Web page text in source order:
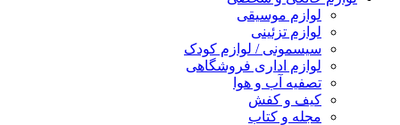
لوازم موسیقی
لوازم تزئینی
سیسمونی / لوازم کودک
لوازم اداری فروشگاهی
تصفیه آب و هوا
کیف و کفش
مجله و کتاب